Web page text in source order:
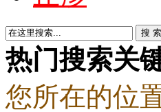
热门搜索关
您所在的位